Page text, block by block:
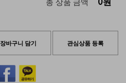
총 상품 금액
장바구니 담기 관심상품 등록